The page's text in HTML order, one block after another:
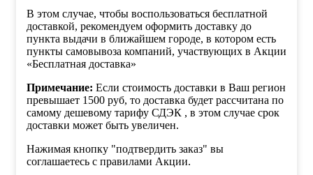
В этом случае, чтобы воспользоваться бесплатной
доставкой, рекомендуем оформить доставку до
пункта выдачи в ближайшем городе, в котором есть
пункты самовывоза компаний, участвующих в Акции
«Бесплатная доставка»
Примечание: Если стоимость доставки в Ваш регион
превышает 1500 руб, то доставка будет рассчитана по
самому дешевому тарифу СДЭК , в этом случае срок
доставки может быть увеличен.
Нажимая кнопку "подтвердить заказ" вы
соглашаетесь с правилами Акции.